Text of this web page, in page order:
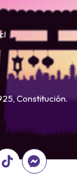
Constitución.